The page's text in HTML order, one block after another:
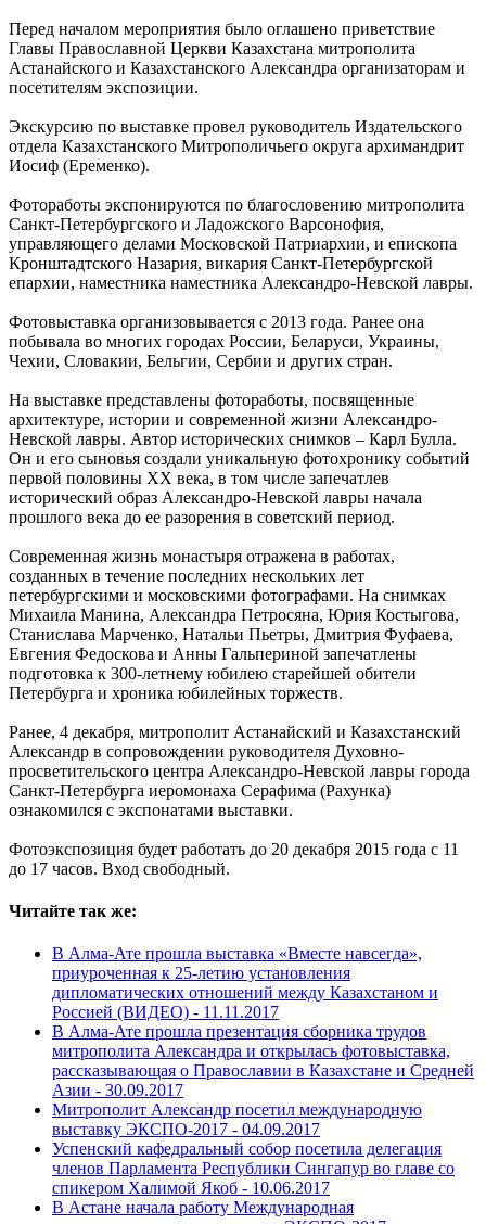
Перед началом мероприятия было оглашено приветствие
Главы Православной Церкви Казахстана митрополита
Астанайского и Казахстанского Александра организаторам и
посетителям экспозиции.
Экскурсию по выставке провел руководитель Издательского
отдела Казахстанского Митрополичьего округа архимандрит
Иосиф (Еременко).
Фотоработы экспонируются по благословению митрополита
Санкт-Петербургского и Ладожского Варсонофия,
управляющего делами Московской Патриархии, и епископа
Кронштадтского Назария, викария Санкт-Петербургской
епархии, наместника наместника Александро-Невской лавры.
Фотовыставка организовывается с 2013 года. Ранее она
побывала во многих городах России, Беларуси, Украины,
Чехии, Словакии, Бельгии, Сербии и других стран.
На выставке представлены фотоработы, посвященные
архитектуре, истории и современной жизни Александро-
Невской лавры. Автор исторических снимков – Карл Булла.
Он и его сыновья создали уникальную фотохронику событий
первой половины XX века, в том числе запечатлев
исторический образ Александро-Невской лавры начала
прошлого века до ее разорения в советский период.
Современная жизнь монастыря отражена в работах,
созданных в течение последних нескольких лет
петербургскими и московскими фотографами. На снимках
Михаила Манина, Александра Петросяна, Юрия Костыгова,
Станислава Марченко, Натальи Пьетры, Дмитрия Фуфаева,
Евгения Федоскова и Анны Гальпериной запечатлены
подготовка к 300-летнему юбилею старейшей обители
Петербурга и хроника юбилейных торжеств.
Ранее, 4 декабря, митрополит Астанайский и Казахстанский
Александр в сопровождении руководителя Духовно-
просветительского центра Александро-Невской лавры города
Санкт-Петербурга иеромонаха Серафима (Рахунка)
ознакомился с экспонатами выставки.
Фотоэкспозиция будет работать до 20 декабря 2015 года с 11
до 17 часов. Вход свободный.
Читайте так же:
В Алма-Ате прошла выставка «Вместе навсегда»,
приуроченная к 25-летию установления
дипломатических отношений между Казахстаном и
Россией (ВИДЕО) - 11.11.2017
В Алма-Ате прошла презентация сборника трудов
митрополита Александра и открылась фотовыставка,
рассказывающая о Православии в Казахстане и Средней
Азии - 30.09.2017
Митрополит Александр посетил международную
выставку ЭКСПО-2017 - 04.09.2017
Успенский кафедральный собор посетила делегация
членов Парламента Республики Сингапур во главе со
спикером Халимой Якоб - 10.06.2017
В Астане начала работу Международная